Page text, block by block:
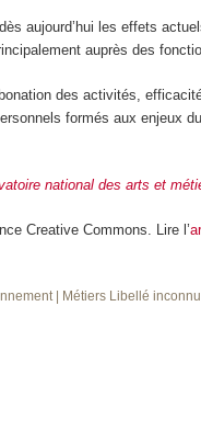
aujourd’hui les effets
auprès des
des activités,
formés aux enjeux
national des arts et
Creative Commons. Lire l’
| Métiers Libellé inconnu